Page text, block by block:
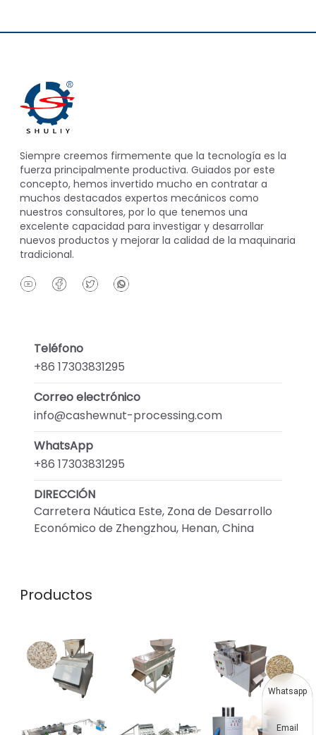
Siempre creemos firmemente que la tecnología es la
fuerza principalmente productiva. Guiados por este
concepto, hemos invertido mucho en contratar a
muchos destacados expertos mecánicos como
nuestros consultores, por lo que tenemos una
excelente capacidad para investigar y desarrollar
nuevos productos y mejorar la calidad de la maquinaria
tradicional.
Teléfono
+86 17303831295
Correo electrónico
info@cashewnut-processing.com
WhatsApp
+86 17303831295
DIRECCIÓN
Carretera Náutica Este, Zona de Desarrollo
Económico de Zhengzhou, Henan, China
Productos
Whatsapp
Email